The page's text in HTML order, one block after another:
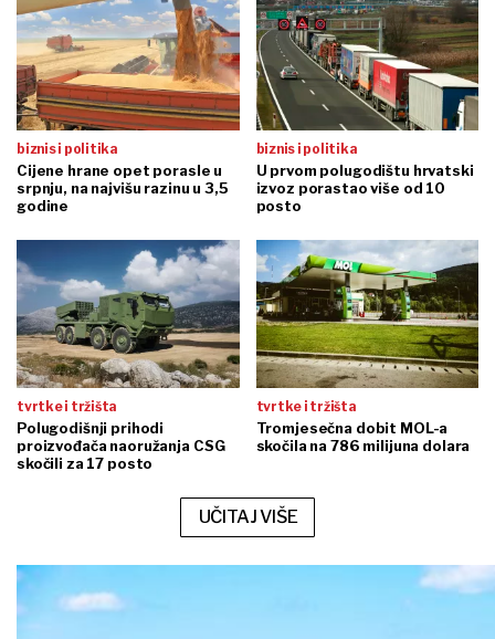
biznis i politika
Cijene hrane opet porasle u
srpnju, na najvišu razinu u 3,5
godine
biznis i politika
U prvom polugodištu hrvatski
izvoz porastao više od 10
posto
tvrtke i tržišta
Polugodišnji prihodi
proizvođača naoružanja CSG
skočili za 17 posto
tvrtke i tržišta
Tromjesečna dobit MOL-a
skočila na 786 milijuna dolara
UČITAJ VIŠE